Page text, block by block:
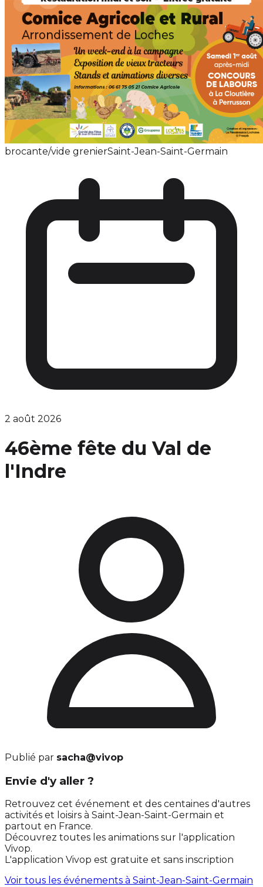
brocante/vide grenierSaint-Jean-Saint-Germain
2 août 2026
46ème fête du Val de
l'Indre
Publié par sacha@vivop
Envie d'y aller ?
Retrouvez cet événement et des centaines d'autres
activités et loisirs à Saint-Jean-Saint-Germain et
partout en France.
Découvrez toutes les animations sur l'application
Vivop.
L'application Vivop est gratuite et sans inscription
Voir tous les événements à Saint-Jean-Saint-Germain